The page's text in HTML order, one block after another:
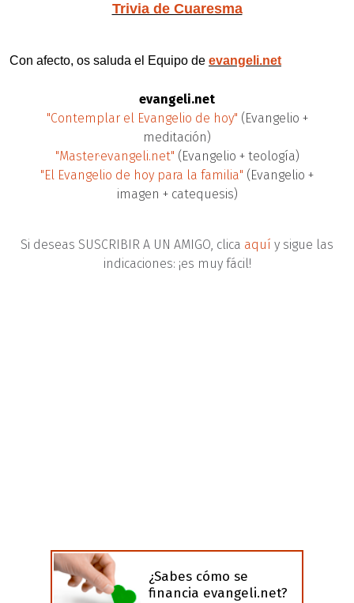
Trivia de Cuaresma
Con afecto, os saluda el Equipo de evangeli.net
evangeli.net
"Contemplar el Evangelio de hoy" (Evangelio +
meditación)
"Master·evangeli.net" (Evangelio + teología)
"El Evangelio de hoy para la familia" (Evangelio +
imagen + catequesis)
Si deseas SUSCRIBIR A UN AMIGO, clica aquí y sigue las
indicaciones: ¡es muy fácil!
¿Sabes cómo se
financia evangeli.net?